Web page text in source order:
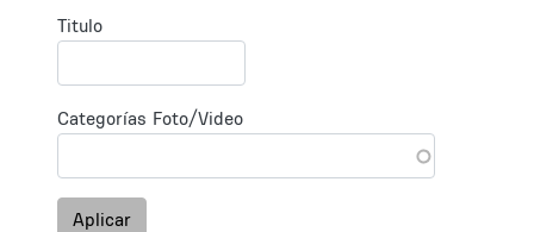
Titulo
Categorías Foto/Video
Aplicar